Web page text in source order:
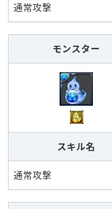
通常攻撃
モンスター
スキル名
通常攻撃